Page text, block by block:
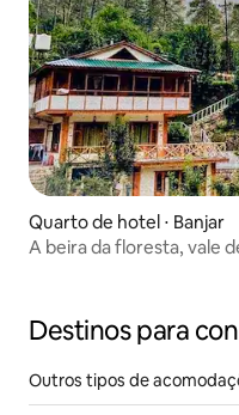
Quarto de hotel ⋅ Banjar
A beira da floresta, vale
Destinos para
Outros tipos de